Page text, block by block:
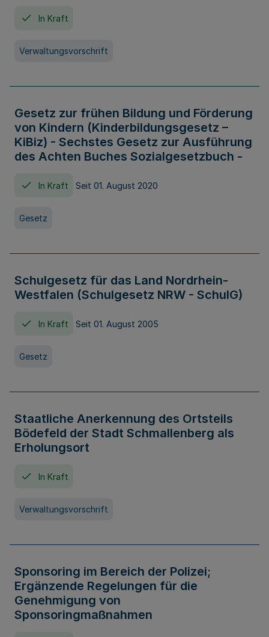
In Kraft
Verwaltungsvorschrift
Gesetz zur frühen Bildung und Förderung
von Kindern (Kinderbildungsgesetz –
KiBiz) - Sechstes Gesetz zur Ausführung
des Achten Buches Sozialgesetzbuch -
In Kraft Seit 01. August 2020
Gesetz
Schulgesetz für das Land Nordrhein-
Westfalen (Schulgesetz NRW - SchulG)
In Kraft Seit 01. August 2005
Gesetz
Staatliche Anerkennung des Ortsteils
Bödefeld der Stadt Schmallenberg als
Erholungsort
In Kraft
Verwaltungsvorschrift
Sponsoring im Bereich der Polizei;
Ergänzende Regelungen für die
Genehmigung von
Sponsoringmaßnahmen